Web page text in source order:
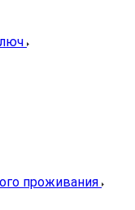
проживания